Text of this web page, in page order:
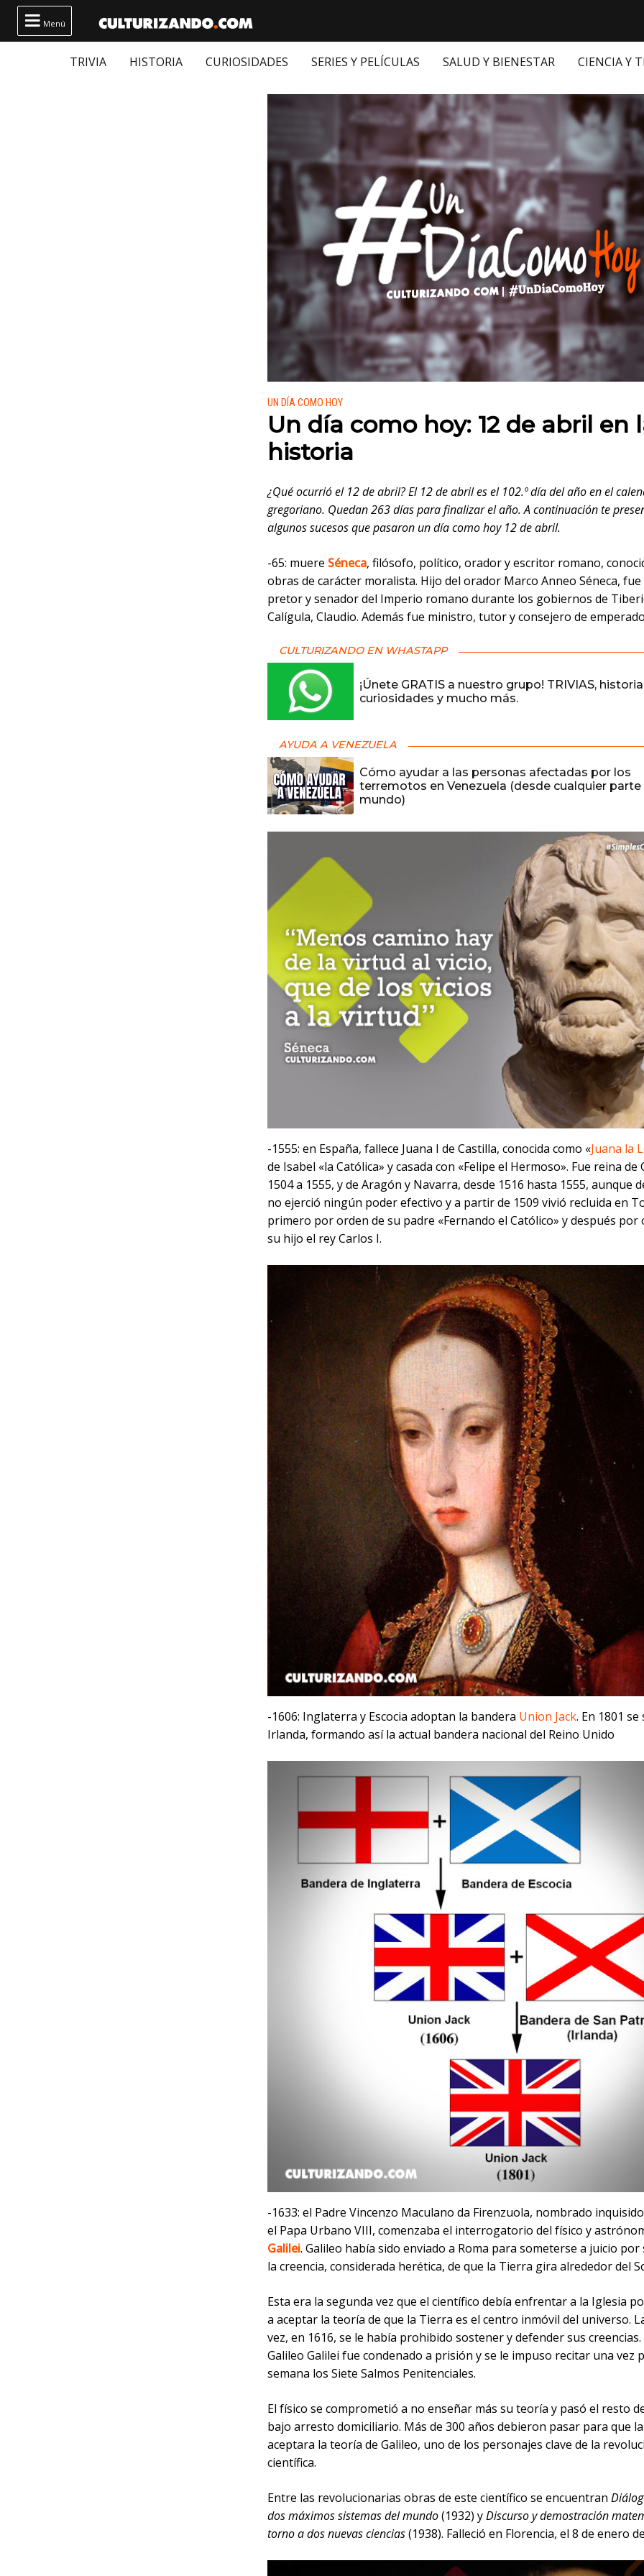
 Menú
TRIVIA HISTORIA CURIOSIDADES SERIES Y PELÍCULAS SALUD Y BIENESTAR CIENCIA Y
Publicado en:
UN DÍA COMO HOY
Un día como hoy: 12 de abril en
historia
¿Qué ocurrió el 12 de abril? El 12 de abril es el 102.º día del año en el
gregoriano. Quedan 263 días para finalizar el año. A continuación te
algunos sucesos que pasaron un día como hoy 12 de abril.
-65: muere Séneca, filósofo, político, orador y escritor romano,
obras de carácter moralista. Hijo del orador Marco Anneo Séneca,
pretor y senador del Imperio romano durante los gobiernos de
Calígula, Claudio. Además fue ministro, tutor y consejero de
CULTURIZANDO EN WHASTAPP
¡Únete GRATIS a nuestro grupo! TRIVIAS,
curiosidades y mucho más.
AYUDA A VENEZUELA
Cómo ayudar a las personas afectadas por los
terremotos en Venezuela (desde cualquier parte
mundo)
-1555: en España, fallece Juana I de Castilla, conocida como «Juana la
de Isabel «la Católica» y casada con «Felipe el Hermoso». Fue reina de
1504 a 1555, y de Aragón y Navarra, desde 1516 hasta 1555, aunque
no ejerció ningún poder efectivo y a partir de 1509 vivió recluida en
primero por orden de su padre «Fernando el Católico» y después por
su hijo el rey Carlos I.
-1606: Inglaterra y Escocia adoptan la bandera Union Jack. En 1801 se
Irlanda, formando así la actual bandera nacional del Reino Unido
-1633: el Padre Vincenzo Maculano da Firenzuola, nombrado
el Papa Urbano VIII, comenzaba el interrogatorio del físico y
Galilei. Galileo había sido enviado a Roma para someterse a juicio
la creencia, considerada herética, de que la Tierra gira alrededor del
Esta era la segunda vez que el científico debía enfrentar a la Iglesia
a aceptar la teoría de que la Tierra es el centro inmóvil del universo.
vez, en 1616, se le había prohibido sostener y defender sus creencias.
Galileo Galilei fue condenado a prisión y se le impuso recitar una vez
semana los Siete Salmos Penitenciales.
El físico se comprometió a no enseñar más su teoría y pasó el resto
bajo arresto domiciliario. Más de 300 años debieron pasar para que
aceptara la teoría de Galileo, uno de los personajes clave de la
científica.
Entre las revolucionarias obras de este científico se encuentran
dos máximos sistemas del mundo(1932) yDiscurso y demostración
torno a dos nuevas ciencias(1938). Falleció en Florencia, el 8 de enero